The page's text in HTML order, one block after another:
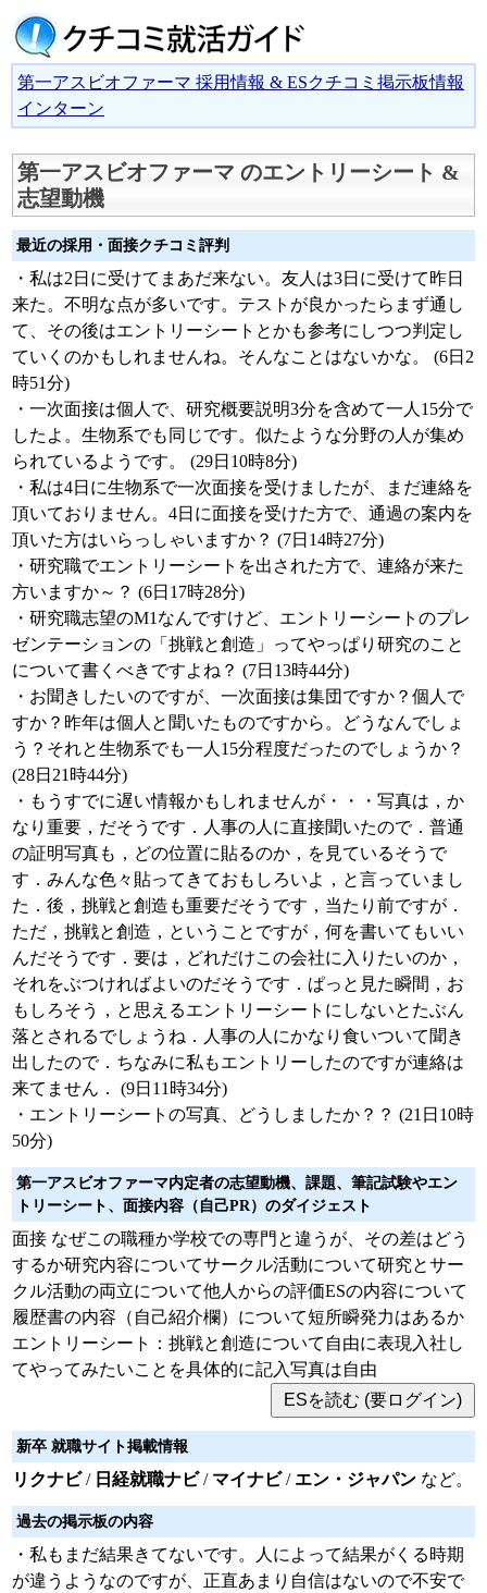
第一アスビオファーマ 採用情報 & ESクチコミ掲示板情報
インターン
第一アスビオファーマ のエントリーシート &
志望動機
最近の採用・面接クチコミ評判
・私は2日に受けてまあだ来ない。友人は3日に受けて昨日
来た。不明な点が多いです。テストが良かったらまず通し
て、その後はエントリーシートとかも参考にしつつ判定し
ていくのかもしれませんね。そんなことはないかな。 (6日2
時51分)
・一次面接は個人で、研究概要説明3分を含めて一人15分で
したよ。生物系でも同じです。似たような分野の人が集め
られているようです。 (29日10時8分)
・私は4日に生物系で一次面接を受けましたが、まだ連絡を
頂いておりません。4日に面接を受けた方で、通過の案内を
頂いた方はいらっしゃいますか？ (7日14時27分)
・研究職でエントリーシートを出された方で、連絡が来た
方いますか～？ (6日17時28分)
・研究職志望のM1なんですけど、エントリーシートのプレ
ゼンテーションの「挑戦と創造」ってやっぱり研究のこと
について書くべきですよね？ (7日13時44分)
・お聞きしたいのですが、一次面接は集団ですか？個人で
すか？昨年は個人と聞いたものですから。どうなんでしょ
う？それと生物系でも一人15分程度だったのでしょうか？
(28日21時44分)
・もうすでに遅い情報かもしれませんが・・・写真は，か
なり重要，だそうです．人事の人に直接聞いたので．普通
の証明写真も，どの位置に貼るのか，を見ているそうで
す．みんな色々貼ってきておもしろいよ，と言っていまし
た．後，挑戦と創造も重要だそうです，当たり前ですが．
ただ，挑戦と創造，ということですが，何を書いてもいい
んだそうです．要は，どれだけこの会社に入りたいのか，
それをぶつければよいのだそうです．ぱっと見た瞬間，お
もしろそう，と思えるエントリーシートにしないとたぶん
落とされるでしょうね．人事の人にかなり食いついて聞き
出したので．ちなみに私もエントリーしたのですが連絡は
来てません． (9日11時34分)
・エントリーシートの写真、どうしましたか？？ (21日10時
50分)
第一アスビオファーマ内定者の志望動機、課題、筆記試験やエン
トリーシート、面接内容（自己PR）のダイジェスト
面接 なぜこの職種か学校での専門と違うが、その差はどう
するか研究内容についてサークル活動について研究とサー
クル活動の両立について他人からの評価ESの内容について
履歴書の内容（自己紹介欄）について短所瞬発力はあるか
エントリーシート：挑戦と創造について自由に表現入社し
てやってみたいことを具体的に記入写真は自由
新卒 就職サイト掲載情報
リクナビ/ 日経就職ナビ/ マイナビ/ エン・ジャパン など。
過去の掲示板の内容
・私もまだ結果きてないです。人によって結果がくる時期
が違うようなのですが、正直あまり自信はないので不安で